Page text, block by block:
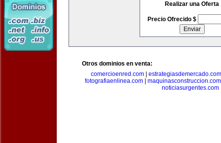
Realizar una Oferta
Precio Ofrecido $
Otros dominios en venta:
comercioenred.com| estrategiasdemercado.com
fotografiaenlinea.com
maquinasconstruccion.com
noticiasurgentes.com